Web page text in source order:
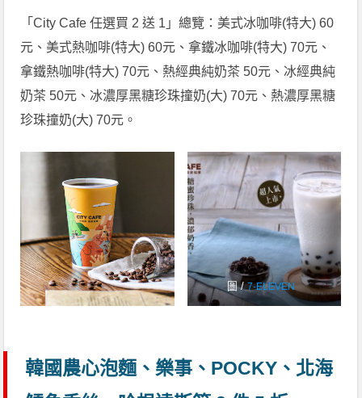
「City Cafe 任選買 2 送 1」總覽：美式冰咖啡(特大) 60
元、美式熱咖啡(特大) 60元、拿鐵冰咖啡(特大) 70元、
拿鐵熱咖啡(特大) 70元、熱經典純奶茶 50元、冰經典純
奶茶 50元、冰濃厚黑糖珍珠撞奶(大) 70元、熱濃厚黑糖
珍珠撞奶(大) 70元。
圖 /7-ELEVEN
韓國農心泡麵、樂事、POCKY、北海